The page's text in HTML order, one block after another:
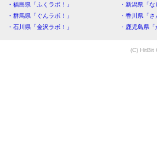
・福島県「ふくラボ！」
・新潟県「
・群馬県「ぐんラボ！」
・香川県「
・石川県「金沢ラボ！」
・鹿児島県
(C) HitBit